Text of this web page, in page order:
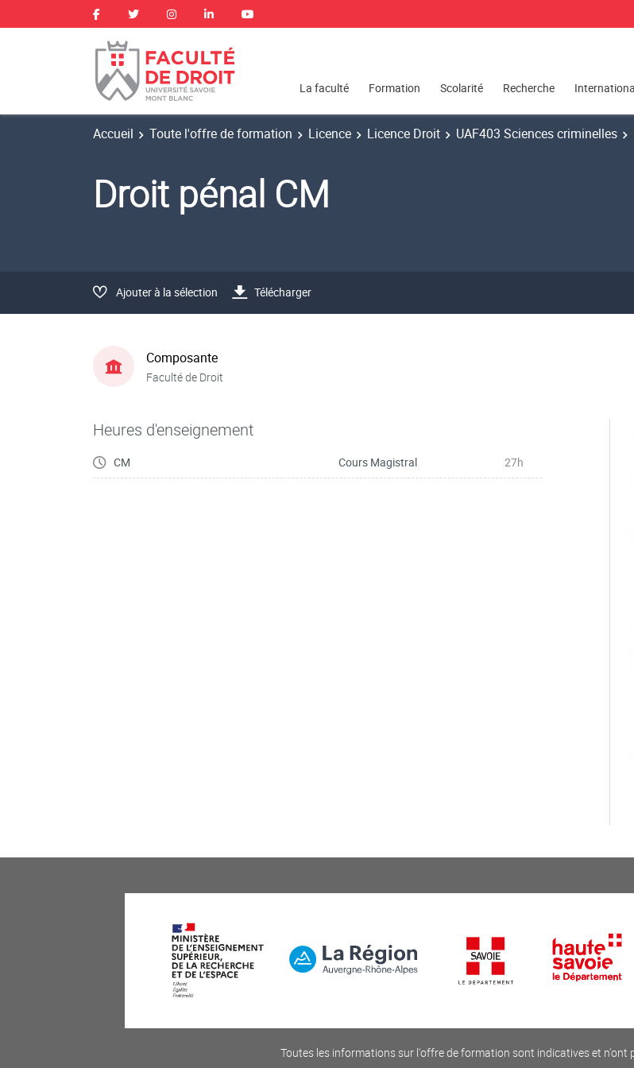
La faculté Formation Scolarité Recherche
Accueil Toute l'offre de formation Licence Licence Droit UAF403 Sciences criminelles
Droit pénal CM
Ajouter à la sélection Télécharger
Composante
Faculté de Droit
Heures d'enseignement
CM Cours Magistral 27h
Toutes les informations sur l'offre de formation sont indicatives et n'ont